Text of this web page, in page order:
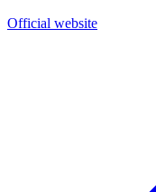
Official website